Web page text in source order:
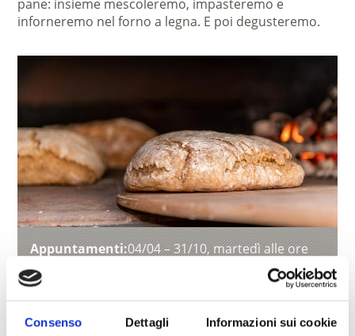
Consenso Dettagli Informazioni sui cookie
pane: insieme mescoleremo, impasteremo e
inforneremo nel forno a legna. E poi degusteremo.
Appuntamenti:04/04 – 31/10, martedì alle ore
Registrazione:
entro le ore 17:00 del giorno
precedente M +39 388 98 84 302 o
niederwies@hotmail.com